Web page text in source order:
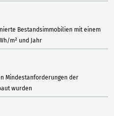
Bestandsimmobilien mit einem
m² und Jahr
Mindestanforderungen der
wurden